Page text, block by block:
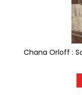
Chana Orloff :